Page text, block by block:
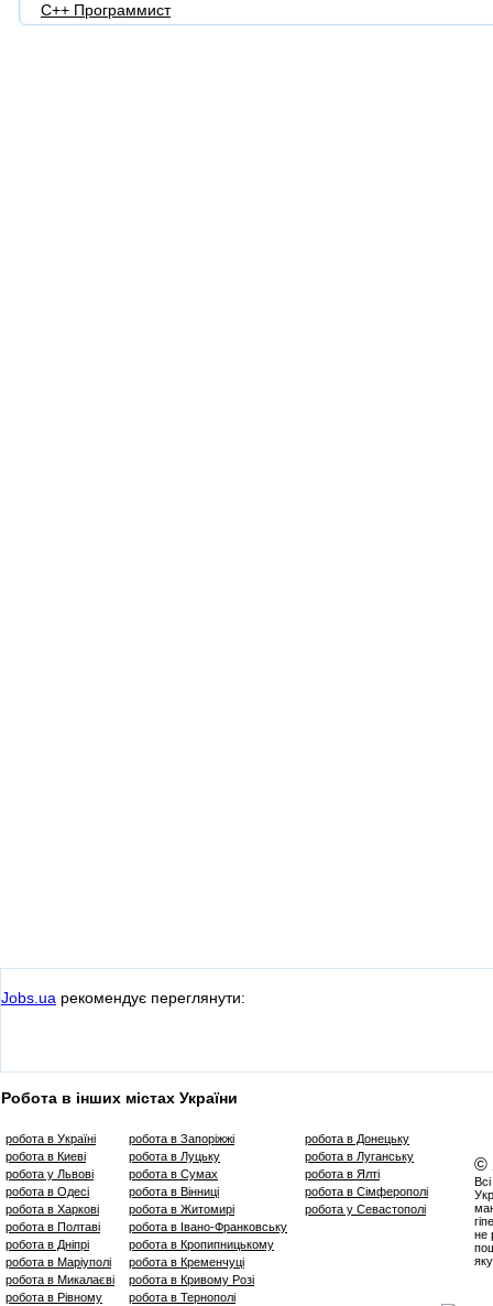
С++ Программист
Jobs.ua рекомендує переглянути:
Робота в інших містах України
робота в Україні
робота в Киеві
робота у Львові
робота в Одесі
робота в Харкові
робота в Полтаві
робота в Дніпрі
робота в Маріуполі
робота в Микалаєві
робота в Рівному
робота в Запоріжжі
робота в Луцьку
робота в Сумах
робота в Вінниці
робота в Житомирі
робота в Івано-Франковську
робота в Кропипницькому
робота в Кременчуці
робота в Кривому Розі
робота в Тернополі
робота в Донецьку
робота в Луганську
робота в Ялті
робота в Сімферополі
робота у Севастополі
©
не